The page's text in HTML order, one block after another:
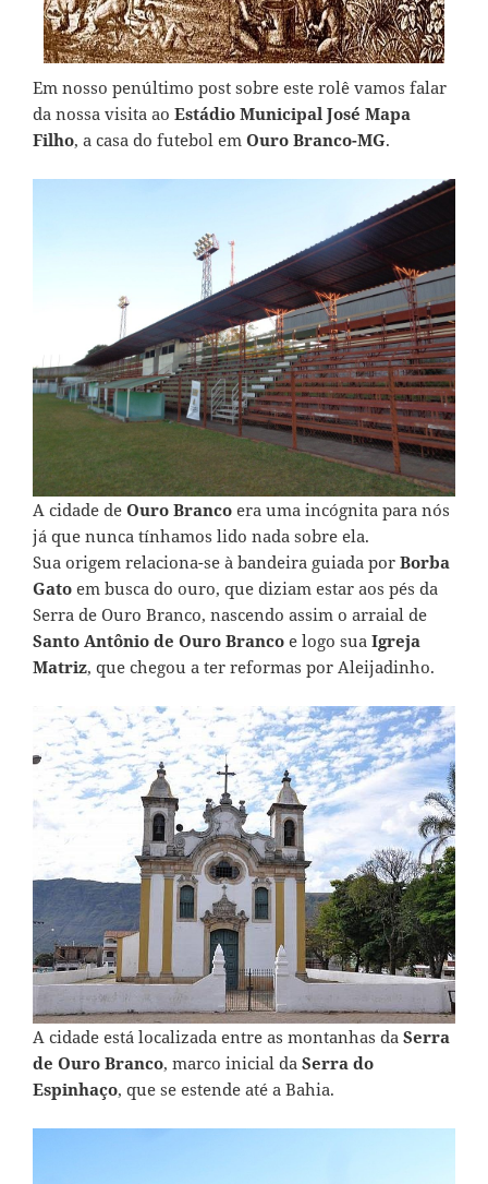
Em nosso penúltimo post sobre este rolê vamos falar
da nossa visita ao Estádio Municipal José Mapa
Filho, a casa do futebol em Ouro Branco-MG.
A cidade de Ouro Branco era uma incógnita para nós
já que nunca tínhamos lido nada sobre ela.
Sua origem relaciona-se à bandeira guiada por Borba
Gato em busca do ouro, que diziam estar aos pés da
Serra de Ouro Branco, nascendo assim o arraial de
Santo Antônio de Ouro Branco e logo sua Igreja
Matriz, que chegou a ter reformas por Aleijadinho.
A cidade está localizada entre as montanhas da Serra
de Ouro Branco, marco inicial da Serra do
Espinhaço, que se estende até a Bahia.